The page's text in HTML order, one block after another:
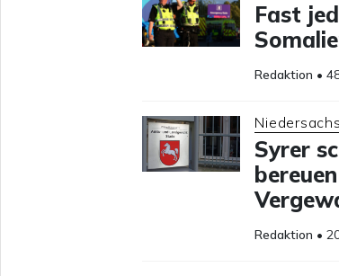
Fast
Redaktion •
Syrer
Redaktion •